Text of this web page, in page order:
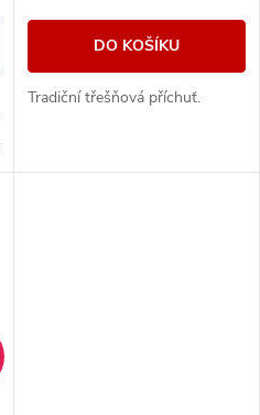
DO KOŠÍKU
Tradiční třešňová příchuť.